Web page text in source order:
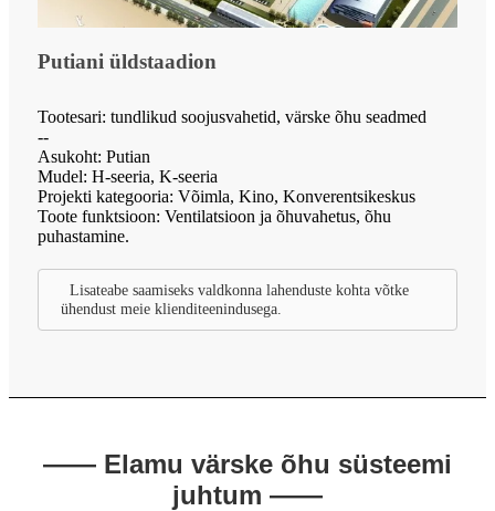
Putiani üldstaadion
Tootesari: tundlikud soojusvahetid, värske õhu seadmed
--
Asukoht: Putian
Mudel: H-seeria, K-seeria
Projekti kategooria: Võimla, Kino, Konverentsikeskus
Toote funktsioon: Ventilatsioon ja õhuvahetus, õhu
puhastamine.
Lisateabe saamiseks valdkonna lahenduste kohta võtke
ühendust meie klienditeenindusega.
—— Elamu värske õhu süsteemi
juhtum ——